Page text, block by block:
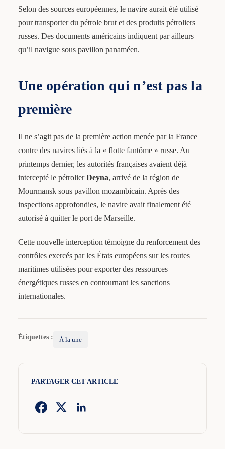
Selon des sources européennes, le navire aurait été utilisé
pour transporter du pétrole brut et des produits pétroliers
russes. Des documents américains indiquent par ailleurs
qu’il navigue sous pavillon panaméen.
Une opération qui n’est pas la
première
Il ne s’agit pas de la première action menée par la France
contre des navires liés à la « flotte fantôme » russe. Au
printemps dernier, les autorités françaises avaient déjà
intercepté le pétrolierDeyna, arrivé de la région de
Mourmansk sous pavillon mozambicain. Après des
inspections approfondies, le navire avait finalement été
autorisé à quitter le port de Marseille.
Cette nouvelle interception témoigne du renforcement des
contrôles exercés par les États européens sur les routes
maritimes utilisées pour exporter des ressources
énergétiques russes en contournant les sanctions
internationales.
Étiquettes : À la une
PARTAGER CET ARTICLE